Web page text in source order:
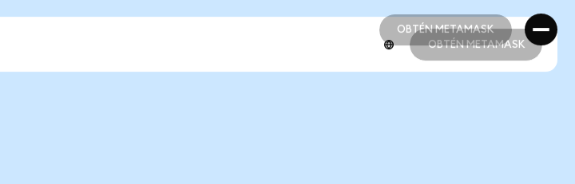
OBTÉN METAMASK
OBTÉN METAMASK
OBTÉN METAMASK